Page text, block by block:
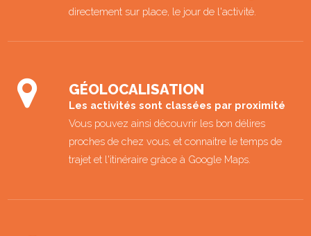
directement sur place, le jour de l'activité.
GÉOLOCALISATION
Les activités sont classées par proximité
Vous pouvez ainsi découvrir les bon délires
proches de chez vous, et connaitre le temps de
trajet et l'itinéraire gràce à Google Maps.